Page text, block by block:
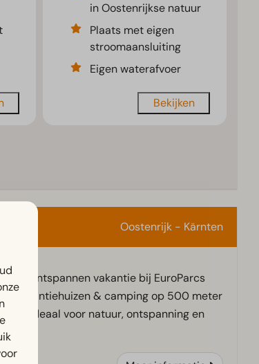
in Oostenrijkse natuur
Plaats met eigen
stroomaansluiting
Eigen waterafvoer
Bekijken
Oostenrijk - Kärnten
een ontspannen vakantie bij EuroParcs
vakantiehuizen & camping op 500 meter
- ideaal voor natuur, ontspanning en